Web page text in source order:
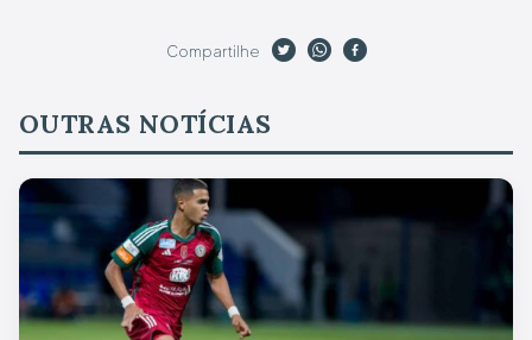
Compartilhe
OUTRAS NOTÍCIAS